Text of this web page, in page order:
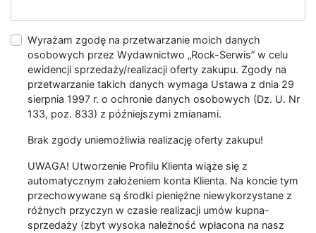
Wyrażam zgodę na przetwarzanie moich danych
osobowych przez Wydawnictwo „Rock-Serwis” w celu
ewidencji sprzedaży/realizacji oferty zakupu. Zgody na
przetwarzanie takich danych wymaga Ustawa z dnia 29
sierpnia 1997 r. o ochronie danych osobowych (Dz. U. Nr
133, poz. 833) z późniejszymi zmianami.
Brak zgody uniemożliwia realizację oferty zakupu!
UWAGA! Utworzenie Profilu Klienta wiąże się z
automatycznym założeniem konta Klienta. Na koncie tym
przechowywane są środki pieniężne niewykorzystane z
różnych przyczyn w czasie realizacji umów kupna-
sprzedaży (zbyt wysoka należność wpłacona na nasz